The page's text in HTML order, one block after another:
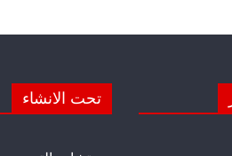
تحت الانشاء